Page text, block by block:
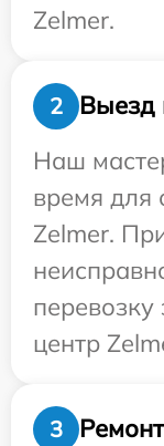
Zelmer.
2
Выезд
Наш
время для
Zelmer.
центр
3